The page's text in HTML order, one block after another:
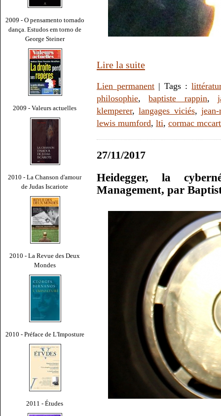
2009 - O pensamento tornado
dança. Estudos em torno de
George Steiner
2009 - Valeurs actuelles
2010 - La Chanson d'amour
de Judas Iscariote
2010 - La Revue des Deux
Mondes
2010 - Préface de L'Imposture
2011 - Études
Lire la suite
Lien permanent | Tags :
philosophie,baptiste rappin,
klemperer,langages viciés,
lewis mumford, lti, cormac
27/11/2017
Heidegger, la
Management, par